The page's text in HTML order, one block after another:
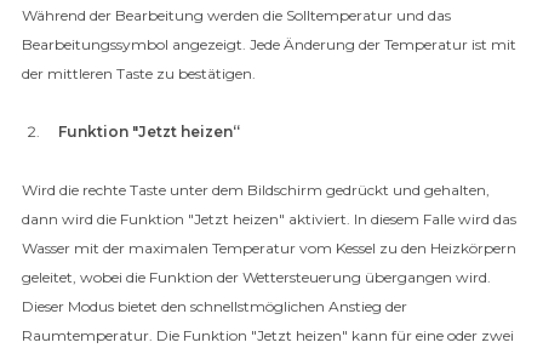
Während der Bearbeitung werden die Solltemperatur und das
Bearbeitungssymbol angezeigt. Jede Änderung der Temperatur ist mit
der mittleren Taste zu bestätigen.
Funktion "Jetzt heizen“
Wird die rechte Taste unter dem Bildschirm gedrückt und gehalten,
dann wird die Funktion "Jetzt heizen" aktiviert. In diesem Falle wird das
Wasser mit der maximalen Temperatur vom Kessel zu den Heizkörpern
geleitet, wobei die Funktion der Wettersteuerung übergangen wird.
Dieser Modus bietet den schnellstmöglichen Anstieg der
Raumtemperatur. Die Funktion "Jetzt heizen" kann für eine oder zwei